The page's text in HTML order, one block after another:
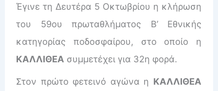
Έγινε τη Δευτέρα 5 Οκτωβρίου η κλήρωση
του 59ου πρωταθλήματος Β’ Εθνικής
κατηγορίας ποδοσφαίρου, στο οποίο η
ΚΑΛΛΙΘΕΑ συμμετέχει για 32η φορά.
Στον πρώτο φετεινό αγώνα η ΚΑΛΛΙΘΕΑ